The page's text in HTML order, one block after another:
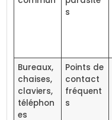
s
Bureaux,
chaises,
claviers,
téléphon
es
Points de
contact
fréquent
s